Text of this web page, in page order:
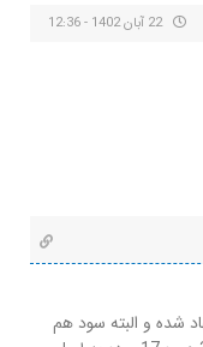
22 آبان 1402 - 12:36
شده و البته سود هم